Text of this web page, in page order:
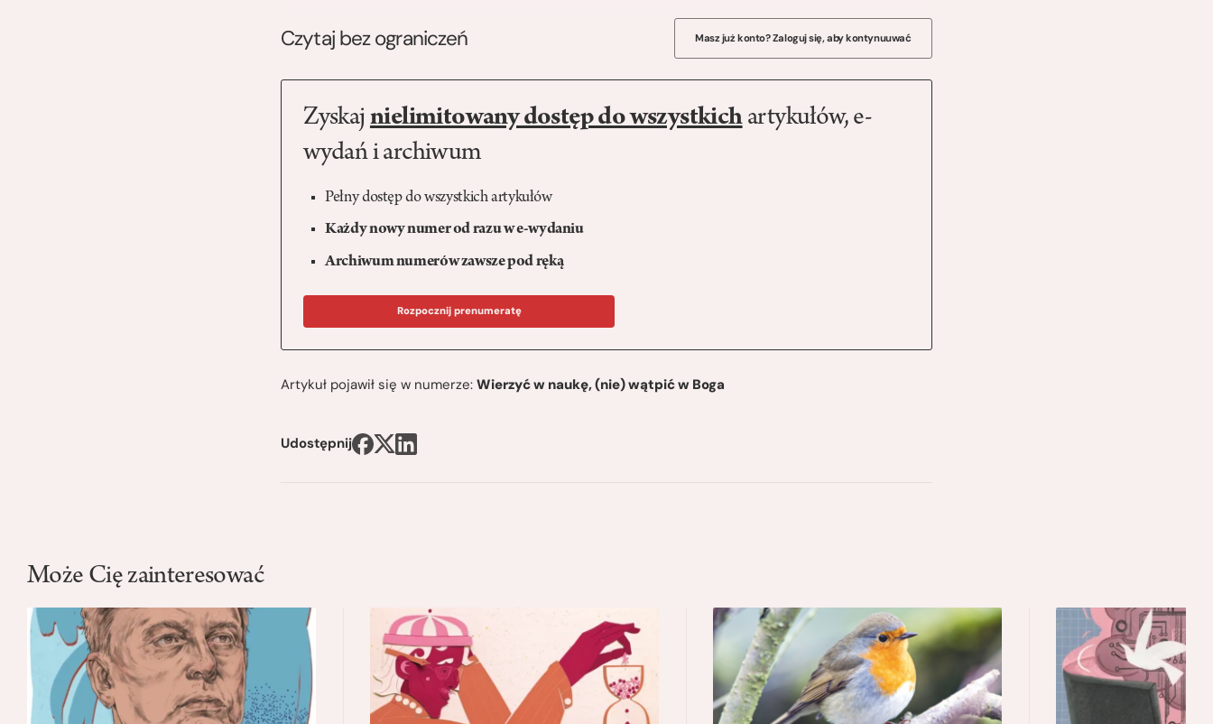
Czytaj bez ograniczeń Masz już konto? Zaloguj się, aby kontynuuwać
Zyskaj nielimitowany dostęp do wszystkichartykułów, e-
wydań i archiwum
Pełny dostęp do wszystkich artykułów
Każdy nowy numer od razu w e-wydaniu
Archiwum numerów zawsze pod ręką
Rozpocznij prenumeratę
Artykuł pojawił się w numerze:Wierzyć w naukę, (nie) wątpić w Boga
Udostępnij
Może Cię zainteresować